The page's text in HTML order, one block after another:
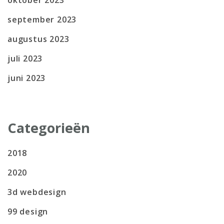
september 2023
augustus 2023
juli 2023
juni 2023
Categorieën
2018
2020
3d webdesign
99 design